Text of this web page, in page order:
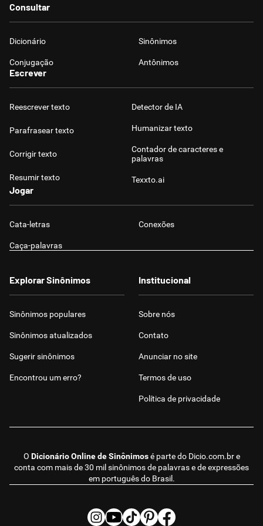
Consultar
Dicionário Sinônimos
Conjugação Antônimos
Escrever
Reescrever texto
Parafrasear texto
Corrigir texto
Resumir texto
Detector de IA
Humanizar texto
Contador de caracteres e
palavras
Texxto.ai
Jogar
Cata-letras Conexões
Caça-palavras
O Dicionário Online de Sinônimosé parte do Dicio.com.bre
conta com mais de 30 mil sinônimos de palavras e de expressões
em português do Brasil.
Explorar Sinônimos
Sinônimos populares
Sinônimos atualizados
Sugerir sinônimos
Encontrou um erro?
Institucional
Sobre nós
Contato
Anunciar no site
Termos de uso
Política de privacidade